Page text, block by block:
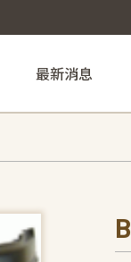
最新消息